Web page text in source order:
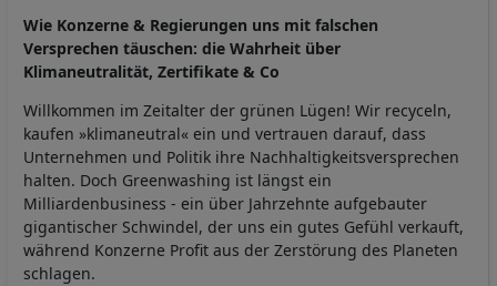
Wie Konzerne & Regierungen uns mit falschen
Versprechen täuschen: die Wahrheit über
Klimaneutralität, Zertifikate & Co
Willkommen im Zeitalter der grünen Lügen! Wir recyceln,
kaufen »klimaneutral« ein und vertrauen darauf, dass
Unternehmen und Politik ihre Nachhaltigkeitsversprechen
halten. Doch Greenwashing ist längst ein
Milliardenbusiness - ein über Jahrzehnte aufgebauter
gigantischer Schwindel, der uns ein gutes Gefühl verkauft,
während Konzerne Profit aus der Zerstörung des Planeten
schlagen.